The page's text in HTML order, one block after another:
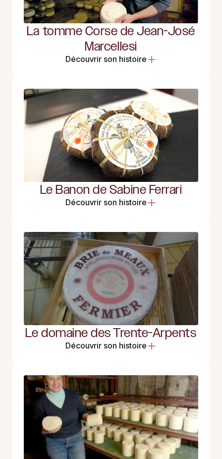
La tomme Corse de Jean-José
Marcellesi
Découvrir son histoire
Le Banon de Sabine Ferrari
Découvrir son histoire
Le domaine des Trente-Arpents
Découvrir son histoire